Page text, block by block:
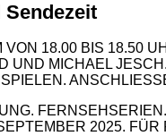
18.00 BIS 18.50
MICHAEL
2025.